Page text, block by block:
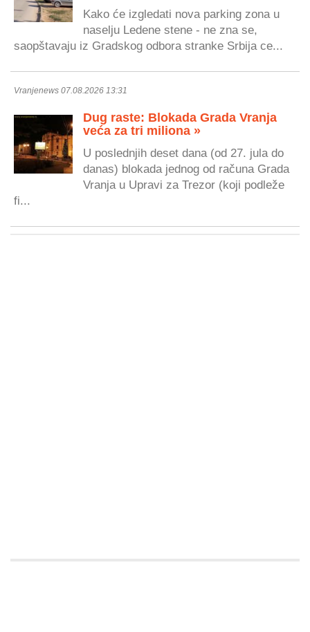
Kako će izgledati nova parking zona u
naselju Ledene stene - ne zna se,
saopštavaju iz Gradskog odbora stranke Srbija ce...
Vranjenews 07.08.2026 13:31
Dug raste: Blokada Grada Vranja
veća za tri miliona »
U poslednjih deset dana (od 27. jula do
danas) blokada jednog od računa Grada
Vranja u Upravi za Trezor (koji podleže
fi...